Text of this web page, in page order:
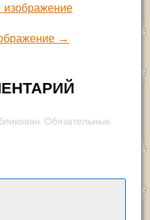
→
Обязательные